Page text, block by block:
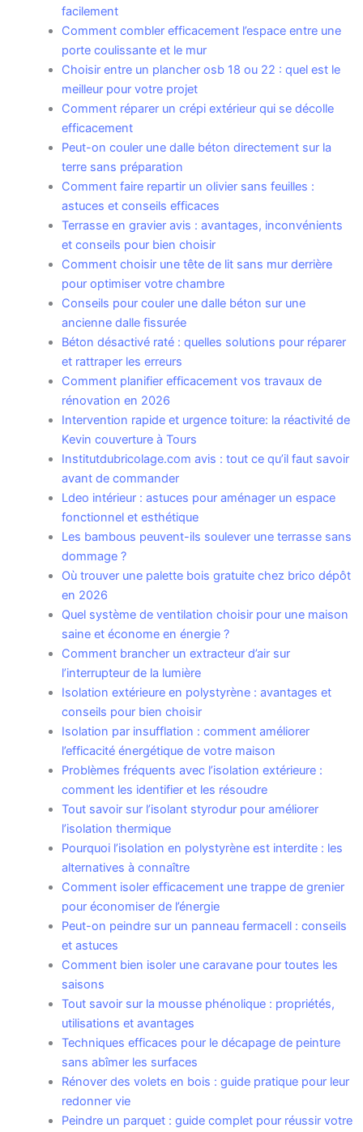
facilement
Comment combler efficacement l’espace entre une
porte coulissante et le mur
Choisir entre un plancher osb 18 ou 22 : quel est le
meilleur pour votre projet
Comment réparer un crépi extérieur qui se décolle
efficacement
Peut-on couler une dalle béton directement sur la
terre sans préparation
Comment faire repartir un olivier sans feuilles :
astuces et conseils efficaces
Terrasse en gravier avis : avantages, inconvénients
et conseils pour bien choisir
Comment choisir une tête de lit sans mur derrière
pour optimiser votre chambre
Conseils pour couler une dalle béton sur une
ancienne dalle fissurée
Béton désactivé raté : quelles solutions pour réparer
et rattraper les erreurs
Comment planifier efficacement vos travaux de
rénovation en 2026
Intervention rapide et urgence toiture: la réactivité de
Kevin couverture à Tours
Institutdubricolage.com avis : tout ce qu’il faut savoir
avant de commander
Ldeo intérieur : astuces pour aménager un espace
fonctionnel et esthétique
Les bambous peuvent-ils soulever une terrasse sans
dommage ?
Où trouver une palette bois gratuite chez brico dépôt
en 2026
Quel système de ventilation choisir pour une maison
saine et économe en énergie ?
Comment brancher un extracteur d’air sur
l’interrupteur de la lumière
Isolation extérieure en polystyrène : avantages et
conseils pour bien choisir
Isolation par insufflation : comment améliorer
l’efficacité énergétique de votre maison
Problèmes fréquents avec l’isolation extérieure :
comment les identifier et les résoudre
Tout savoir sur l’isolant styrodur pour améliorer
l’isolation thermique
Pourquoi l’isolation en polystyrène est interdite : les
alternatives à connaître
Comment isoler efficacement une trappe de grenier
pour économiser de l’énergie
Peut-on peindre sur un panneau fermacell : conseils
et astuces
Comment bien isoler une caravane pour toutes les
saisons
Tout savoir sur la mousse phénolique : propriétés,
utilisations et avantages
Techniques efficaces pour le décapage de peinture
sans abîmer les surfaces
Rénover des volets en bois : guide pratique pour leur
redonner vie
Peindre un parquet : guide complet pour réussir votre